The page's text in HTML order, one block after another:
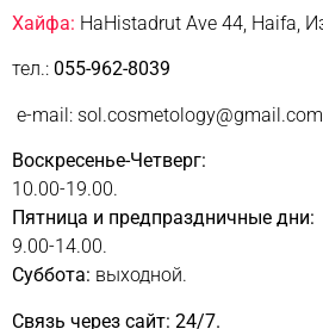
Хайфа: HaHistadrut Ave 44, Haifa,
тел.: 055-962-8039
e-mail: sol.cosmetology@gmail.com
Воскресенье-Четверг:
10.00-19.00.
Пятница и предпраздничные дни:
9.00-14.00.
Суббота: выходной.
Связь через сайт: 24/7.